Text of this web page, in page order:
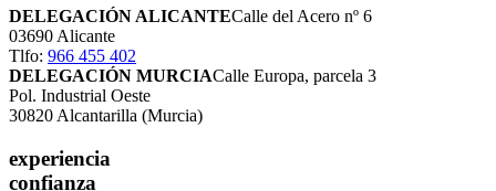
DELEGACIÓN ALICANTECalle del Acero nº 6
03690 Alicante
Tlfo: 966 455 402
DELEGACIÓN MURCIACalle Europa, parcela 3
Pol. Industrial Oeste
30820 Alcantarilla (Murcia)
experiencia
confianza